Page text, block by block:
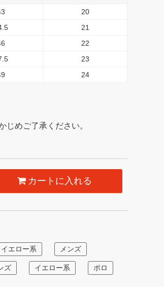
20
21
22
23
24
めご了承ください。
カートに入れる
イエロー系 メンズ
ズ イエロー系 ポロ